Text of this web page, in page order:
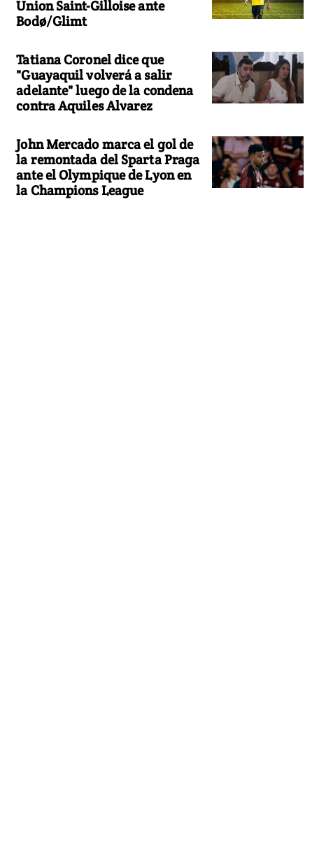
Union Saint-Gilloise ante
Bodø/Glimt
Tatiana Coronel dice que
"Guayaquil volverá a salir
adelante" luego de la condena
contra Aquiles Alvarez
John Mercado marca el gol de
la remontada del Sparta Praga
ante el Olympique de Lyon en
la Champions League